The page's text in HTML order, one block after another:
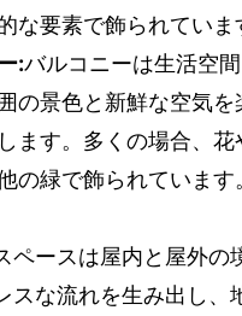
な要素で飾られていま
:バルコニーは生活空
の景色と新鮮な空気を
ます。多くの場合、花
の緑で飾られています
ペースは屋内と屋外の
スな流れを生み出し、